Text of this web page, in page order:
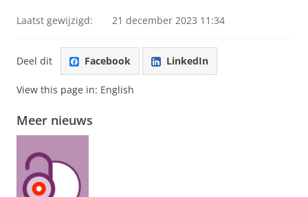
Laatst gewijzigd: 21 december 2023 11:34
Deel dit Facebook LinkedIn
View this page in: English
Meer nieuws